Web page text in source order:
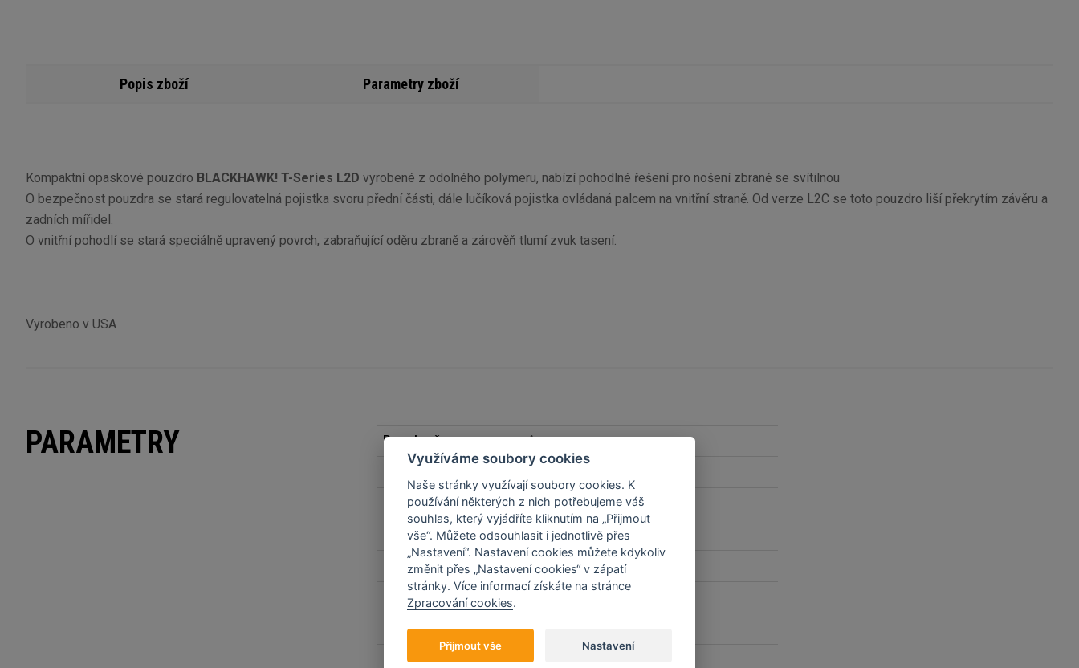
Popis zboží Parametry zboží
Kompaktní opaskové pouzdro BLACKHAWK! T-Series L2D vyrobené z odolného polymeru, nabízí pohodlné řešení pro nošení zbraně se svítilnou
O bezpečnost pouzdra se stará regulovatelná pojistka svoru přední části, dále lučíková pojistka ovládaná palcem na vnitřní straně. Od verze L2C se toto pouzdro liší překrytím závěru a
zadních mířidel.
O vnitřní pohodlí se stará speciálně upravený povrch, zabraňující oděru zbraně a zárověň tlumí zvuk tasení.
Vyrobeno v USA
PARAMETRY Pro zbraň Array
Pro zbraň Glock 22
Pro zbraň Glock 34
Pro zbraň Glock 17
Pro zbraň Glock 17 gen 1-4
Pro zbraň
Pro zbraň Glock 19 gen 1-4
Pro zbraň Glock 19 gen 5
Využíváme soubory cookies
Naše stránky využívají soubory cookies. K
používání některých z nich potřebujeme váš
souhlas, který vyjádříte kliknutím na „Přijmout
vše“. Můžete odsouhlasit i jednotlivě přes
„Nastavení“. Nastavení cookies můžete kdykoliv
změnit přes „Nastavení cookies“ v zápatí
stránky. Více informací získáte na stránce
Zpracování cookies.
Přijmout vše Nastavení